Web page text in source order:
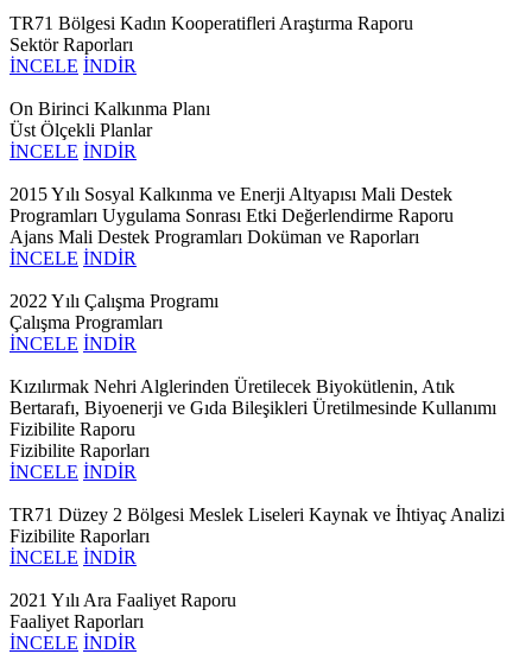
TR71 Bölgesi Kadın Kooperatifleri Araştırma Raporu
Sektör Raporları
İNCELE İNDİR
On Birinci Kalkınma Planı
Üst Ölçekli Planlar
İNCELE İNDİR
2015 Yılı Sosyal Kalkınma ve Enerji Altyapısı Mali Destek
Programları Uygulama Sonrası Etki Değerlendirme Raporu
Ajans Mali Destek Programları Doküman ve Raporları
İNCELE İNDİR
2022 Yılı Çalışma Programı
Çalışma Programları
İNCELE İNDİR
Kızılırmak Nehri Alglerinden Üretilecek Biyokütlenin, Atık
Bertarafı, Biyoenerji ve Gıda Bileşikleri Üretilmesinde Kullanımı
Fizibilite Raporu
Fizibilite Raporları
İNCELE İNDİR
TR71 Düzey 2 Bölgesi Meslek Liseleri Kaynak ve İhtiyaç Analizi
Fizibilite Raporları
İNCELE İNDİR
2021 Yılı Ara Faaliyet Raporu
Faaliyet Raporları
İNCELE İNDİR